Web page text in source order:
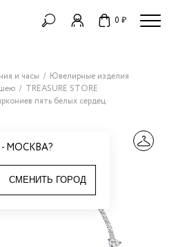
0 ₽
МОСКВА?
СМЕНИТЬ ГОРОД
и часы
Ювелирные изделия
TREASURE STORE
пять белых сердец